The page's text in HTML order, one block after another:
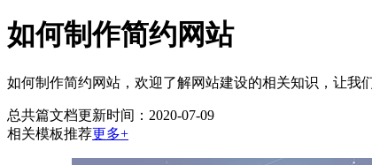
如何制作简约网站
如何制作简约网站，欢迎了解网站建设的相关知识，让我
总共篇文档更新时间：2020-07-09
相关模板推荐更多+